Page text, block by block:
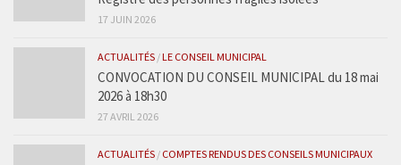
17 JUIN 2026
ACTUALITÉS /LE CONSEIL MUNICIPAL
CONVOCATION DU CONSEIL MUNICIPAL du 18 mai
2026 à 18h30
27 AVRIL 2026
ACTUALITÉS / COMPTES RENDUS DES CONSEILS MUNICIPAUX